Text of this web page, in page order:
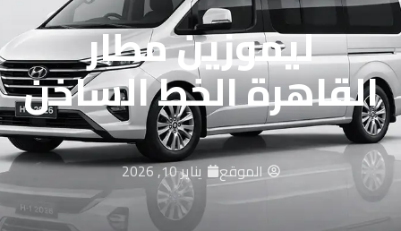
ليموزين مطار
القاهرة الخط الساخن
الموقع يناير 10, 2026